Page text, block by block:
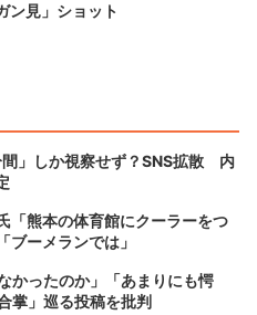
ン見」ショット
」しか視察せず？SNS拡散 内
「熊本の体育館にクーラーをつ
ブーメランでは」
かったのか」「あまりにも愕
掌」巡る投稿を批判